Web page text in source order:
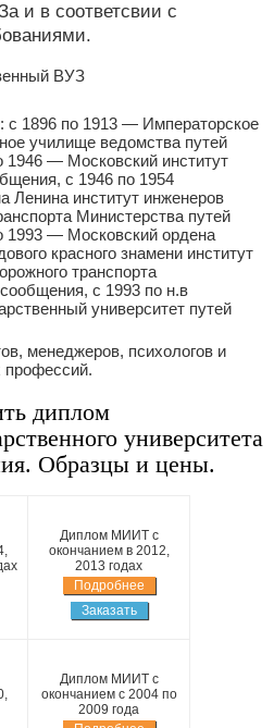
и в соответсвии с
ВУЗ
: с 1896 по 1913 — Императорское
училище ведомства путей
1946 — Московский институт
с 1946 по 1954
Ленина институт инженеров
Министерства путей
1993 — Московский ордена
красного знамени институт
транспорта
с 1993 по н.в
университет путей
менеджеров, психологов и
профессий.
диплом
университета
Образцы и цены.
Диплом МИИТ с
окончанием в 2012,
2013 годах
Подробнее
Заказать
Диплом МИИТ с
окончанием с 2004 по
2009 года